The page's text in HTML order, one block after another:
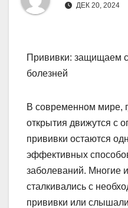
ДЕК 20, 2024
Прививки: защищаем
болезней
В современном мире,
открытия движутся с
прививки остаются
эффективных
заболеваний. Многие
сталкивались с
прививки или